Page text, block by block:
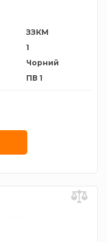
ЗЗКМ
1
Чорний
ПВ 1